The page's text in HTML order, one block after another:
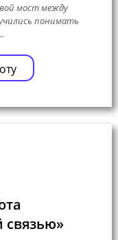
мост между
понимать
связью»